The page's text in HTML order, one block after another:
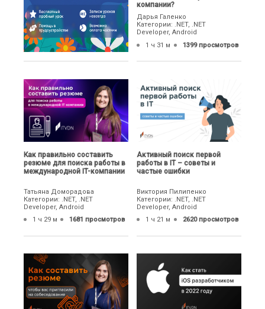
компании?
Дарья Галенко
Категории: .NET, .NET
Developer, Android
1 ч 31 м
1399 просмотров
Как правильно составить
резюме для поиска работы в
международной IT-компании
Татьяна Доморадова
Категории: .NET, .NET
Developer, Android
1 ч 29 м
1681 просмотров
Активный поиск первой
работы в IT – советы и
частые ошибки
Виктория Пилипенко
Категории: .NET, .NET
Developer, Android
1 ч 21 м
2620 просмотров